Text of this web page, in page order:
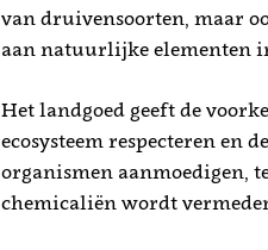
van druivensoorten, maar
aan natuurlijke elementen
Het landgoed geeft de
ecosysteem respecteren en
organismen aanmoedigen,
chemicaliën wordt